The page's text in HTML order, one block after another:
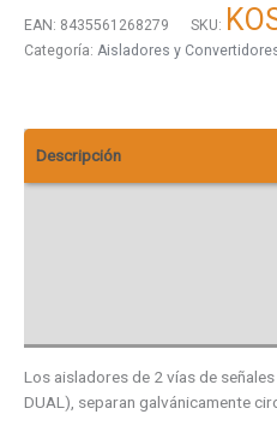
EAN: 8435561268279 SKU:
Categoría: Aisladores y
Descripción
Los aisladores de 2 vías de
DUAL), separan galvánicamente